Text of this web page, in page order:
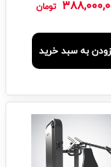
تومان
به سبد خرید